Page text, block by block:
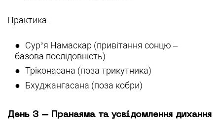
Практика:
Сур’я Намаскар (привітання сонцю –
базова послідовність)
Тріконасана (поза трикутника)
Бхуджангасана (поза кобри)
День 3 – Пранаяма та усвідомлення дихання